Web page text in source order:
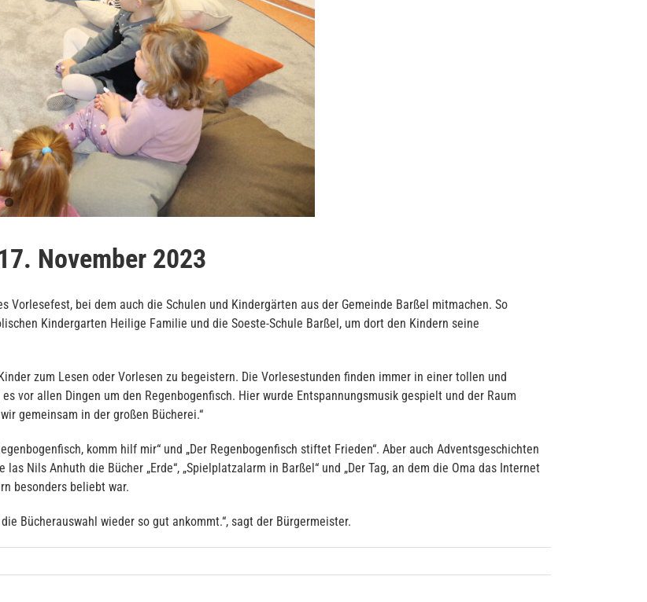
November 2023
bei dem auch die Schulen und Kindergärten aus der Gemeinde Barßel mitmachen. So
Kindergarten Heilige Familie und die Soeste-Schule Barßel, um dort den Kindern seine
zum Lesen oder Vorlesen zu begeistern. Die Vorlesestunden finden immer in einer tollen und
vor allen Dingen um den Regenbogenfisch. Hier wurde Entspannungsmusik gespielt und der Raum
gemeinsam in der großen Bücherei.“
komm hilf mir“ und „Der Regenbogenfisch stiftet Frieden“. Aber auch Adventsgeschichten
Nils Anhuth die Bücher „Erde“, „Spielplatzalarm in Barßel“ und „Der Tag, an dem die Oma das Internet
besonders beliebt war.
Bücherauswahl wieder so gut ankommt.“, sagt der Bürgermeister.